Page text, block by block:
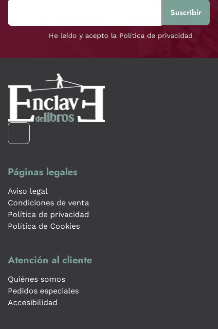
He leído y acepto la Política de privacidad
Páginas legales
Aviso legal
Condiciones de venta
Política de privacidad
Política de Cookies
Atención al cliente
Quiénes somos
Pedidos especiales
Accesibilidad